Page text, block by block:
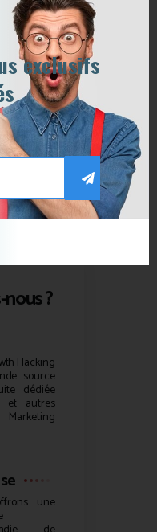
?
Hacking
source
dédiée
et autres
une
exclusifs